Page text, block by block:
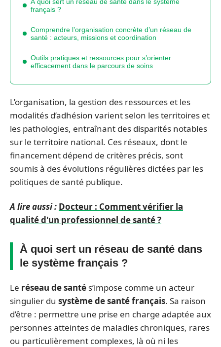
français ?
Comprendre l’organisation concrète d’un réseau de
santé : acteurs, missions et coordination
Outils pratiques et ressources pour s’orienter
efficacement dans le parcours de soins
L’organisation, la gestion des ressources et les
modalités d’adhésion varient selon les territoires et
les pathologies, entraînant des disparités notables
sur le territoire national. Ces réseaux, dont le
financement dépend de critères précis, sont
soumis à des évolutions régulières dictées par les
politiques de santé publique.
A lire aussi : Docteur : Comment vérifier la
qualité d'un professionnel de santé ?
À quoi sert un réseau de santé dans
le système français ?
Le réseau de santé s’impose comme un acteur
singulier du système de santé français. Sa raison
d’être : permettre une prise en charge adaptée aux
personnes atteintes de maladies chroniques, rares
ou particulièrement complexes, là où ni les